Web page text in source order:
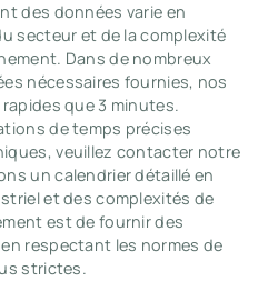
des données varie en
secteur et de la complexité
Dans de nombreux
nécessaires fournies, nos
que 3 minutes.
de temps précises
veuillez contacter notre
un calendrier détaillé en
et des complexités de
est de fournir des
respectant les normes de
strictes.